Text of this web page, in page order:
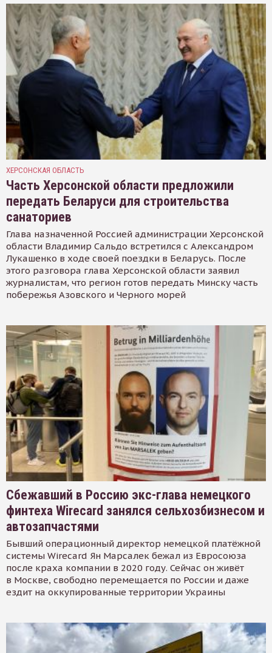
ХЕРСОНСКАЯ ОБЛАСТЬ
Часть Херсонской области предложили
передать Беларуси для строительства
санаториев
Глава назначенной Россией администрации Херсонской
области Владимир Сальдо встретился с Александром
Лукашенко в ходе своей поездки в Беларусь. После
этого разговора глава Херсонской области заявил
журналистам, что регион готов передать Минску часть
побережья Азовского и Черного морей
Сбежавший в Россию экс-глава немецкого
финтеха Wirecard занялся сельхозбизнесом и
автозапчастями
Бывший операционный директор немецкой платёжной
системы Wirecard Ян Марсалек бежал из Евросоюза
после краха компании в 2020 году. Сейчас он живёт
в Москве, свободно перемещается по России и даже
ездит на оккупированные территории Украины